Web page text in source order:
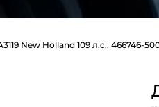
New Holland 109 л.с., 466746-